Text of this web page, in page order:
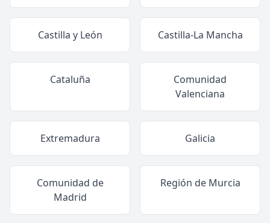
Castilla y León Castilla-La Mancha
Cataluña
Comunidad
Valenciana
Extremadura Galicia
Comunidad de
Madrid
Región de Murcia